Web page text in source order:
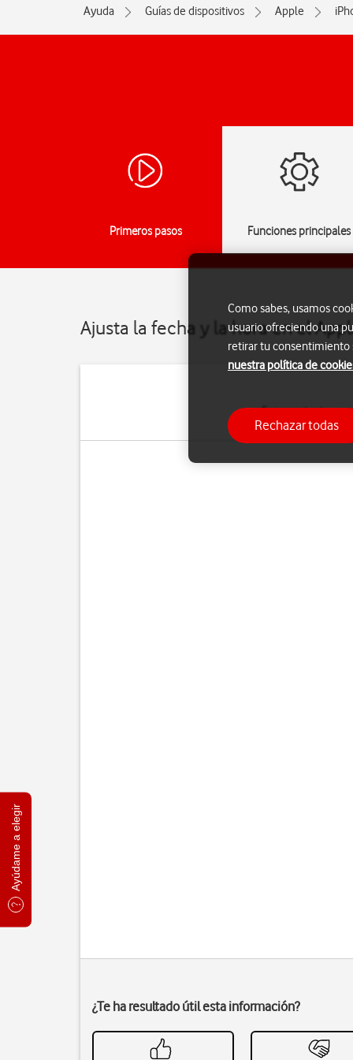
Ayúdame a elegir
Ayuda Guías de dispositivos Apple
Primeros pasos Funciones principales
Ajusta la fecha y la hora en el
Es importante
¿Te ha resultado útil esta información?
Como sabes, usamos
usuario ofreciendo una
retirar tu consentimiento
nuestra política de
Rechazar todas